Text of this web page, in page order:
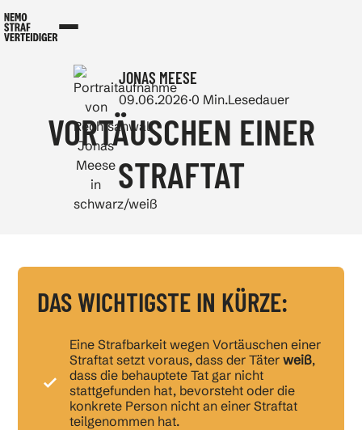
JONAS MEESE
09.06.2026·0 Min.Lesedauer
VORTÄUSCHEN EINER
STRAFTAT
DAS WICHTIGSTE IN KÜRZE:
Eine Strafbarkeit wegen Vortäuschen einer
Straftat setzt voraus, dass der Täterweiß,
dass die behauptete Tat gar nicht
stattgefunden hat, bevorsteht oder die
konkrete Person nicht an einer Straftat
teilgenommen hat.